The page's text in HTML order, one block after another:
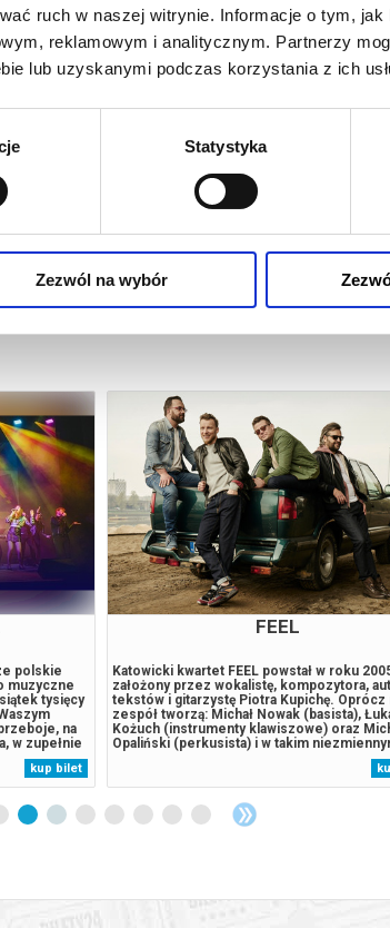
ruch w naszej witrynie. Informacje o tym,
reklamowym i analitycznym. Partnerzy
lub uzyskanymi podczas korzystania z ich
Statystyka
Zezwól na wybór
z
wkrętarki)
polskie
muzyczne
tysięcy
na
w zupełnie
wyjątkowe
kup bilet
FEEL
Katowicki kwartet FEEL powstał w roku
założony przez wokalistę, kompozytora,
tekstów i gitarzystę Piotra Kupichę. Oprócz
zespół tworzą: Michał Nowak (basista),
Kożuch (instrumenty klawiszowe) oraz
Opaliński (perkusista) i w takim
składzie komponują razem do dnia
Początkowo tworzyli pod szyldem Q2,
Q3, Q4, a nawet Kupicha Band.